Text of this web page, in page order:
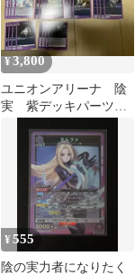
¥3,800
ユニオンアリーナ 陰
実 紫デッキパーツ
プシロン
¥555
陰の実力者になりたく